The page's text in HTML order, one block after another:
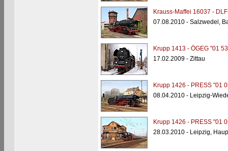
Krauss-Maffei 16037 -
07.08.2010 - Salzwedel,
Krupp 1413 - ÖGEG "01
17.02.2009 - Zittau
Krupp 1426 - PRESS "01
08.04.2010 - Leipzig-
Krupp 1426 - PRESS "01
28.03.2010 - Leipzig,